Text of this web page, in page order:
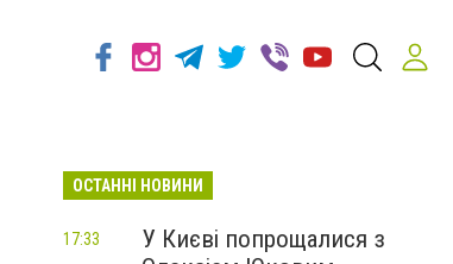
ОСТАННІ НОВИНИ
У Києві попрощалися з
17:33